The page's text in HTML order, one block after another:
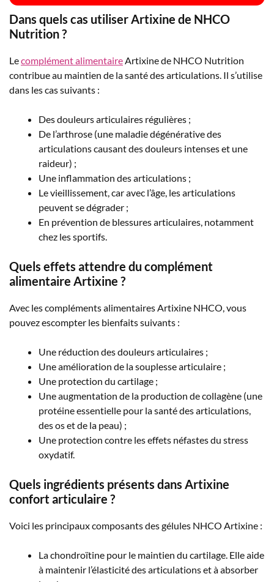
Dans quels cas utiliser Artixine de NHCO
Nutrition ?
Lecomplément alimentaireArtixine de NHCO Nutrition
contribue au maintien de la santé des articulations. Il s’utilise
dans les cas suivants :
Des douleurs articulaires régulières ;
De l’arthrose (une maladie dégénérative des
articulations causant des douleurs intenses et une
raideur) ;
Une inflammation des articulations ;
Le vieillissement, car avec l’âge, les articulations
peuvent se dégrader ;
En prévention de blessures articulaires, notamment
chez les sportifs.
Quels effets attendre du complément
alimentaire Artixine ?
Avec les compléments alimentaires Artixine NHCO, vous
pouvez escompter les bienfaits suivants :
Une réduction des douleurs articulaires ;
Une amélioration de la souplesse articulaire ;
Une protection du cartilage ;
Une augmentation de la production de collagène (une
protéine essentielle pour la santé des articulations,
des os et de la peau) ;
Une protection contre les effets néfastes du stress
oxydatif.
Quels ingrédients présents dans Artixine
confort articulaire ?
Voici les principaux composants des gélules NHCO Artixine :
La chondroïtine pour le maintien du cartilage. Elle aide
à maintenir l’élasticité des articulations et à absorber